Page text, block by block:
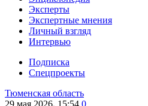
Эксперты
Экспертные мнения
Личный взгляд
Интервью
Подписка
Спецпроекты
Тюменская область
29 мая 2026, 15:54 0